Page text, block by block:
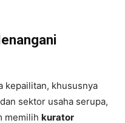
kepailitan, khususnya
sektor usaha serupa,
memilih kurator